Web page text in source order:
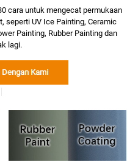
cara untuk mengecat permukaan
seperti UV Ice Painting, Ceramic
Painting, Rubber Painting dan
lagi.
Kami